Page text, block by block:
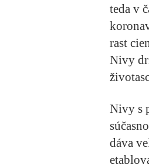
teda v
rast
Nivy
Nivy s
dáva